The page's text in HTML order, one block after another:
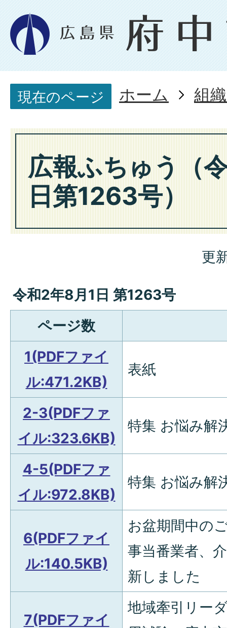
現在のページ ホーム 組
広報ふちゅう（
日第1263号）
更
令和2年8月1日 第1263号
ページ数
1(PDFファイ
ル:471.2KB)
表紙
2-3(PDFファ
イル:323.6KB)
特集 お悩み解
4-5(PDFファ
イル:972.8KB)
特集 お悩み解
6(PDFファイ
ル:140.5KB)
お盆期間中の
事当番業者、
新しました
7(PDFファイ
地域牽引リー